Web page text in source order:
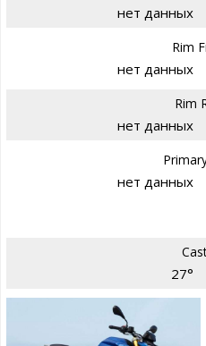
нет данных
Rim
нет данных
Rim
нет данных
нет данных
27°